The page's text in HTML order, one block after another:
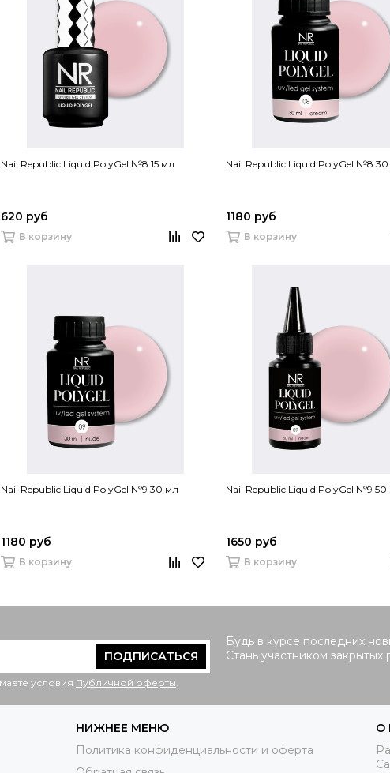
Nail Republic Liquid PolyGel №8 15 мл
620 руб
В корзину
Nail Republic Liquid PolyGel №8
1180 руб
В корзину
Nail Republic Liquid PolyGel №9 30 мл
1180 руб
В корзину
Nail Republic Liquid PolyGel №9 50
1650 руб
В корзину
ПОДПИСАТЬСЯ
условия Публичной оферты.
Будь в курсе последних
Стань участником закрытых
НИЖНЕЕ МЕНЮ
Политика конфиденциальности и оферта
О